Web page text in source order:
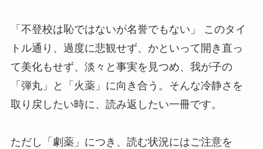
「不登校は恥ではないが名誉でもない」 このタイ
トル通り、過度に悲観せず、かといって開き直っ
て美化もせず、淡々と事実を見つめ、我が子の
「弾丸」と「火薬」に向き合う。そんな冷静さを
取り戻したい時に、読み返したい一冊です。
ただし「劇薬」につき、読む状況にはご注意を